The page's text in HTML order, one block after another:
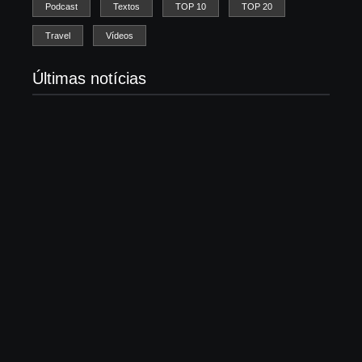
Podcast Textos TOP 10 TOP 20
Travel Vídeos
Últimas notícias